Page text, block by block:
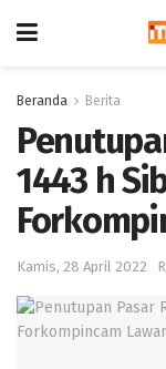
Beranda Berita
1443 h
Kamis, 28 April 2022